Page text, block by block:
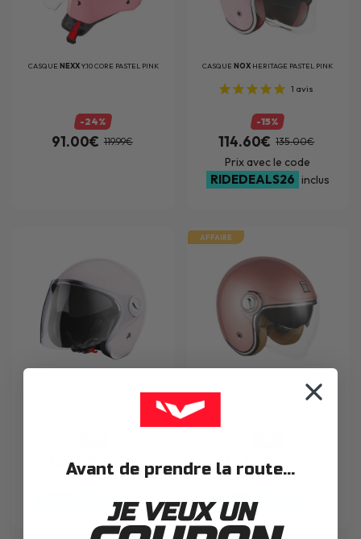
CASQUE NEXXY.10 CORE PASTEL PINK
-24%
91.00€ 119.99€
CASQUENOX HERITAGE PASTEL PINK
1 avis
-15%
114.60€ 135.00€
Prix avec le code
RIDEDEALS26 inclus
123.35€ 129.99€
RIDEDEALS26 inclus
AFFAIRE
HERITAGE GOLD PINK
114.60€
RIDEDEALS26
Avant de prendre la route...
JE VEUX UN